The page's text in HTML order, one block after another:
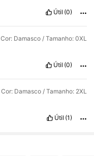
Útil (0)
Cor: Damasco / Tamanho: 0XL
Útil (0)
Cor: Damasco / Tamanho: 2XL
Útil (1)